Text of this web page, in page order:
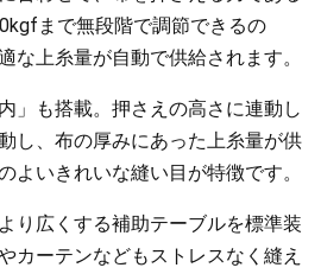
まで無段階で調節できるの
な上糸量が自動で供給されます。
」も搭載。押さえの高さに連動し
し、布の厚みにあった上糸量が供
よいきれいな縫い目が特徴です。
り広くする補助テーブルを標準装
カーテンなどもストレスなく縫え